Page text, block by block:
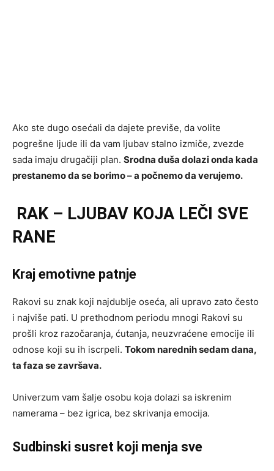
Ako ste dugo osećali da dajete previše, da volite
pogrešne ljude ili da vam ljubav stalno izmiče, zvezde
sada imaju drugačiji plan. Srodna duša dolazi onda kada
prestanemo da se borimo – a počnemo da verujemo.
RAK – LJUBAV KOJA LEČI SVE
RANE
Kraj emotivne patnje
Rakovi su znak koji najdublje oseća, ali upravo zato često
i najviše pati. U prethodnom periodu mnogi Rakovi su
prošli kroz razočaranja, ćutanja, neuzvraćene emocije ili
odnose koji su ih iscrpeli. Tokom narednih sedam dana,
ta faza se završava.
Univerzum vam šalje osobu koja dolazi sa iskrenim
namerama – bez igrica, bez skrivanja emocija.
Sudbinski susret koji menja sve